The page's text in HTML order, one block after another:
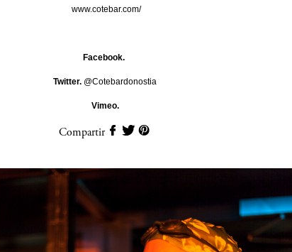
www.cotebar.com/
Facebook.
Twitter. @Cotebardonostia
Vimeo.
Compartir